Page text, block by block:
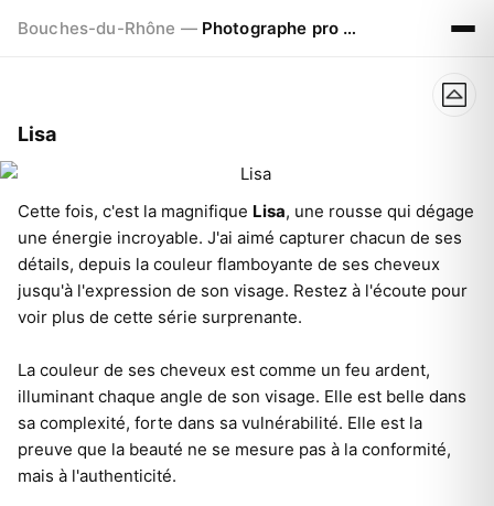
Bouches-du-Rhône — Photographe pro à Marseille - Aix - Avignon
Lisa
Cette fois, c'est la magnifique Lisa, une rousse qui dégage
une énergie incroyable. J'ai aimé capturer chacun de ses
détails, depuis la couleur flamboyante de ses cheveux
jusqu'à l'expression de son visage. Restez à l'écoute pour
voir plus de cette série surprenante.
La couleur de ses cheveux est comme un feu ardent,
illuminant chaque angle de son visage. Elle est belle dans
sa complexité, forte dans sa vulnérabilité. Elle est la
preuve que la beauté ne se mesure pas à la conformité,
mais à l'authenticité.